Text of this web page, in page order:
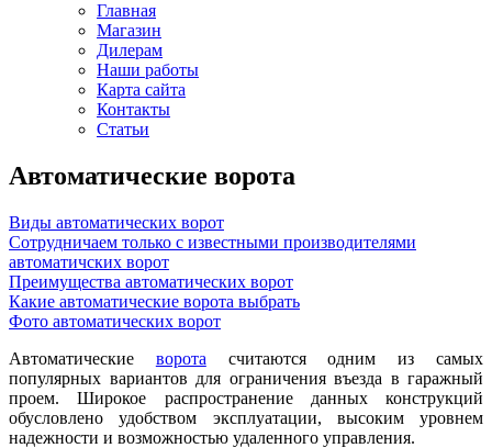
Главная
Магазин
Дилерам
Наши работы
Карта сайта
Контакты
Статьи
Автоматические ворота
Виды автоматических ворот
Сотрудничаем только с известными производителями
автоматичских ворот
Преимущества автоматических ворот
Какие автоматические ворота выбрать
Фото автоматических ворот
Автоматические ворота считаются одним из самых
популярных вариантов для ограничения въезда в гаражный
проем. Широкое распространение данных конструкций
обусловлено удобством эксплуатации, высоким уровнем
надежности и возможностью удаленного управления.